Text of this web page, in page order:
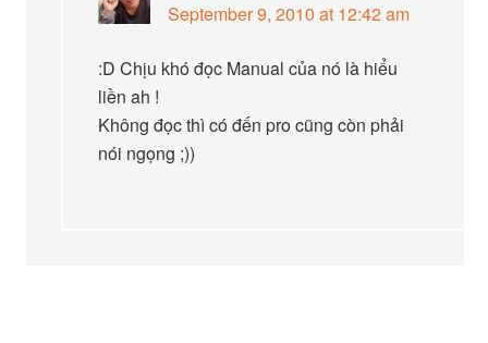
September 9, 2010 at 12:42 am
:D Chịu khó đọc Manual của nó là hiểu
liền ah !
Không đọc thì có đến pro cũng còn phải
nói ngọng ;))